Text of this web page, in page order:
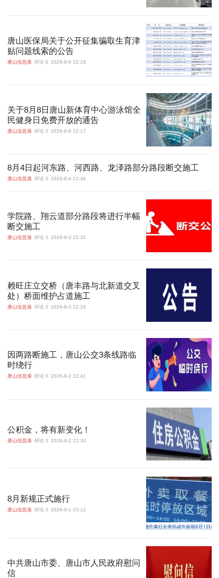
唐山医保局关于公开征集骗取生育津
贴问题线索的公告
唐山信息港 评论 0 2026-8-6 22:18
关于8月8日唐山新体育中心游泳馆全
民健身日免费开放的通告
唐山信息港 评论 0 2026-8-6 22:17
8月4日起河东路、河西路、龙泽路部分路段断交施工
唐山信息港 评论 0 2026-8-4 21:46
学院路、翔云道部分路段将进行半幅
断交施工
唐山信息港 评论 0 2026-8-3 22:31
赖旺庄立交桥（唐丰路与北新道交叉
处）桥面维护占道施工
唐山信息港 评论 0 2026-8-3 22:26
因两路断施工，唐山公交3条线路临
时绕行
唐山信息港 评论 0 2026-8-2 22:41
公积金，将有新变化！
唐山信息港 评论 0 2026-8-2 22:33
8月新规正式施行
唐山信息港 评论 0 2026-8-1 23:12
中共唐山市委、唐山市人民政府慰问
信